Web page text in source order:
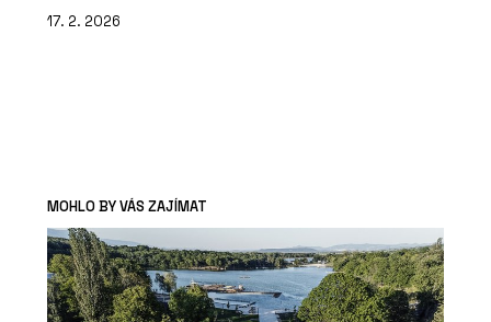
17. 2. 2026
MOHLO BY VÁS ZAJÍMAT